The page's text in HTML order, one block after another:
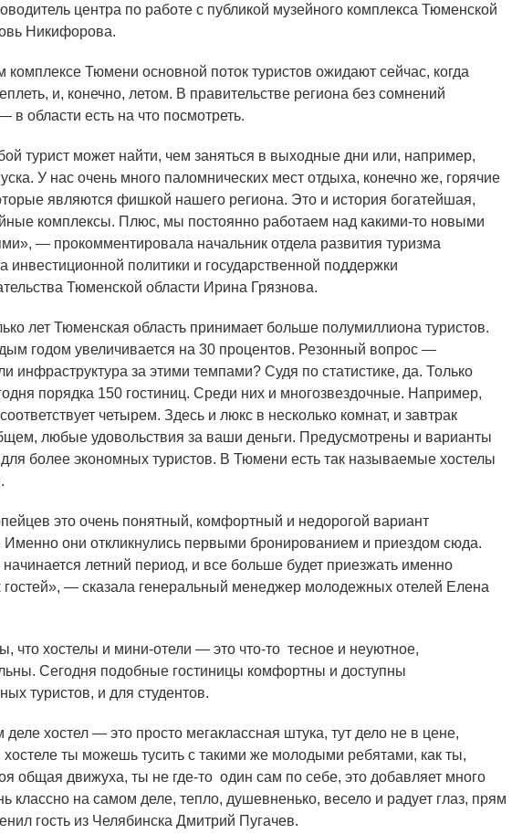
центра по работе с публикой музейного комплекса Тюменской
Никифорова.
Тюмени основной поток туристов ожидают сейчас, когда
и, конечно, летом. В правительстве региона без сомнений
в области есть на что посмотреть.
турист может найти, чем заняться в выходные дни или, например,
У нас очень много паломнических мест отдыха, конечно же, горячие
являются фишкой нашего региона. Это и история богатейшая,
комплексы. Плюс, мы постоянно работаем над какими-то новыми
— прокомментировала начальник отдела развития туризма
инвестиционной политики и государственной поддержки
Тюменской области Ирина Грязнова.
лет Тюменская область принимает больше полумиллиона туристов.
годом увеличивается на 30 процентов. Резонный вопрос —
инфраструктура за этими темпами? Судя по статистике, да. Только
порядка 150 гостиниц. Среди них и многозвездочные. Например,
четырем. Здесь и люкс в несколько комнат, и завтрак
любые удовольствия за ваши деньги. Предусмотрены и варианты
более экономных туристов. В Тюмени есть так называемые хостелы
это очень понятный, комфортный и недорогой вариант
они откликнулись первыми бронированием и приездом сюда.
летний период, и все больше будет приезжать именно
гостей», — сказала генеральный менеджер молодежных отелей Елена
что хостелы и мини-отели — это что-то тесное и неуютное,
Сегодня подобные гостиницы комфортны и доступны
туристов, и для студентов.
хостел — это просто мегаклассная штука, тут дело не в цене,
хостеле ты можешь тусить с такими же молодыми ребятами, как ты,
общая движуха, ты не где-то один сам по себе, это добавляет много
классно на самом деле, тепло, душевненько, весело и радует глаз, прям
гость из Челябинска Дмитрий Пугачев.